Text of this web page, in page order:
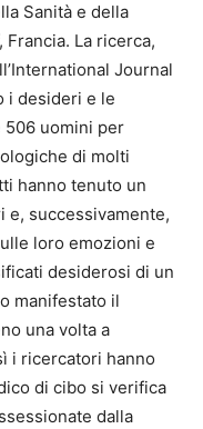
Sanità e della
La ricerca,
Journal
i desideri e le
uomini per
di molti
hanno tenuto un
e, successivamente,
loro emozioni e
desiderosi di un
manifestato il
una volta a
i ricercatori hanno
di cibo si verifica
dalla